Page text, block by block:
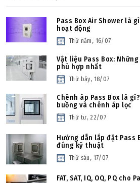
Pass Box Air Shower là
hoạt động
Thứ năm, 16/07
Vật liệu Pass Box:
phù hợp nhất
Thứ bảy, 18/07
Chênh áp Pass Box là
buồng và chênh áp lọc
Thứ tư, 22/07
Hướng dẫn lắp đặt Pass
đúng kỹ thuật
Thứ sáu, 17/07
FAT, SAT, IQ, OQ, PQ cho